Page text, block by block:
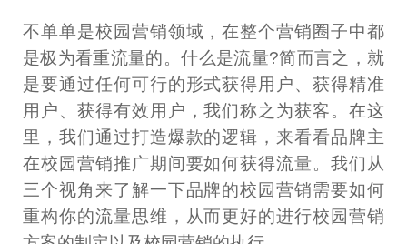
不单单是校园营销领域，在整个营销圈子中都
是极为看重流量的。什么是流量?简而言之，就
是要通过任何可行的形式获得用户、获得精准
用户、获得有效用户，我们称之为获客。在这
里，我们通过打造爆款的逻辑，来看看品牌主
在校园营销推广期间要如何获得流量。我们从
三个视角来了解一下品牌的校园营销需要如何
重构你的流量思维，从而更好的进行校园营销